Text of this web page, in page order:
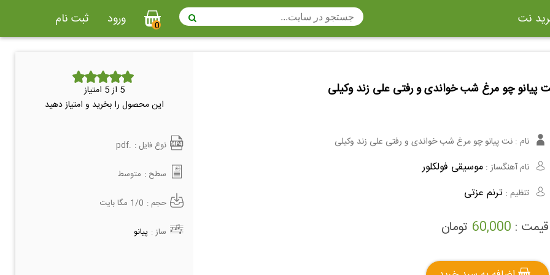
نت
سه تار
تار
گلوکن اشپیل ویبرافون
کنترباس
نی هفت بند
ویولا
ثبت نام ورود 0
پیانو چو مرغ شب خواندی و رفتی علی زند وکیلی
نام : نت پیانو چو مرغ شب خواندی و رفتی علی زند وکیلی
نام آهنگساز : موسیقی فولکلور
تنظیم : ترنم عزتی
قیمت : 60,000 تومان
5 از 5 امتیاز
این محصول را بخرید و امتیاز دهید
نوع فایل : .pdf
سطح : متوسط
حجم : 1/0 مگا بایت
ساز : پیانو